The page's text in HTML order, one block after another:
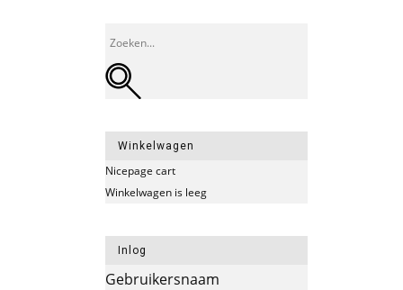
Winkelwagen
Nicepage cart
Winkelwagen is leeg
Inlog
Gebruikersnaam